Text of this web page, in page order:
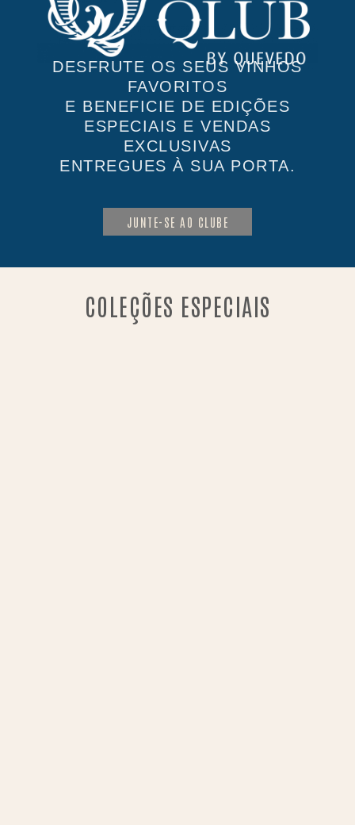
DESFRUTE OS SEUS VINHOS
FAVORITOS
E BENEFICIE DE EDIÇÕES
ESPECIAIS E VENDAS
EXCLUSIVAS
ENTREGUES À SUA PORTA.
JUNTE-SE AO CLUBE
COLEÇÕES ESPECIAIS